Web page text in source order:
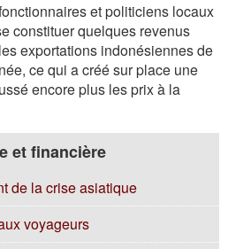
et politiciens locaux
constituer quelques revenus
exportations indonésiennes de
ce qui a créé sur place une
encore plus les prix à la
et financière
de la crise asiatique
voyageurs